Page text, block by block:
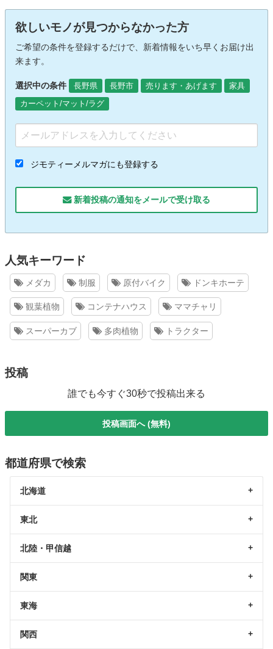
欲しいモノが見つからなかった方
ご希望の条件を登録するだけで、新着情報をいち早くお届け出
来ます。
選択中の条件 長野県 長野市 売ります・あげます
家具
カーペット/マット/ラグ
ジモティーメルマガにも登録する
新着投稿の通知をメールで受け取る
人気キーワード
メダカ 制服 原付バイク ドンキホーテ
観葉植物 コンテナハウス ママチャリ
スーパーカブ 多肉植物 トラクター
投稿
誰でも今すぐ30秒で投稿出来る
投稿画面へ (無料)
都道府県で検索
北海道
東北
北陸・甲信越
関東
東海
関西